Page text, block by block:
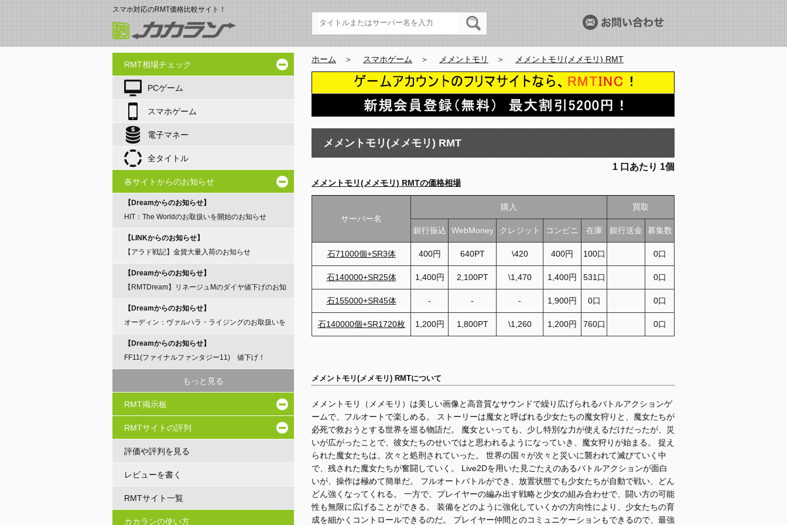
スマホ対応のRMT価格比較サイト！
RMT相場チェック
PCゲーム
スマホゲーム
電子マネー
全タイトル
各サイトからのお知らせ
【Dreamからのお知らせ】
HIT：The Worldのお取扱いを開始のお知らせ
【LINKからのお知らせ】
【アラド戦記】金貨大量入荷のお知らせ
【Dreamからのお知らせ】
【RMTDream】リネージュMのダイヤ値下げのお知
【Dreamからのお知らせ】
オーディン：ヴァルハラ・ライジングのお取扱いを
【Dreamからのお知らせ】
FF11(ファイナルファンタジー11) 値下げ！
もっと見る
RMT掲示板
RMTサイトの評判
評価や評判を見る
レビューを書く
RMTサイト一覧
カカランの使い方
ホーム ＞ スマホゲーム ＞ メメントモリ ＞ メメントモリ(メメモリ) RMT
メメントモリ(メメモリ) RMT
1 口あたり 1個
メメントモリ(メメモリ) RMTの価格相場
サーバー名
購入 買取
銀行振込 WebMoney クレジット コンビニ 在庫 銀行送金 募集数
石71000個+SR3体 400円 640PT \420 400円 100口 0口
石140000+SR25体 1,400円 2,100PT \1,470 1,400円 531口 0口
石155000+SR45体 - - - 1,900円 0口 0口
石140000個+SR1720枚 1,200円 1,800PT \1,260 1,200円 760口 0口
メメントモリ(メメモリ) RMTについて
メメントモリ（メメモリ）は美しい画像と高音質なサウンドで繰り広げられるバトルアクションゲ
ームで、フルオートで楽しめる。 ストーリーは魔女と呼ばれる少女たちの魔女狩りと、魔女たちが
必死で救おうとする世界を巡る物語だ。 魔女といっても、少し特別な力が使えるだけだったが、災
いが広がったことで、彼女たちのせいではと思われるようになっていき、魔女狩りが始まる。 捉え
られた魔女たちは、次々と処刑されていった。 世界の国々が次々と災いに襲われて滅びていく中
で、残された魔女たちが奮闘していく。 Live2Dを用いた見ごたえのあるバトルアクションが面白
いが、操作は極めて簡単だ。 フルオートバトルができ、放置状態でも少女たちが自動で戦い、どん
どん強くなってくれる。 一方で、プレイヤーの編み出す戦略と少女の組み合わせで、闘い方の可能
性も無限に広げることができる。 装備をどのように強化していくかの方向性により、少女たちの育
成を細かくコントロールできるのだ。 プレイヤー仲間とのコミュニケーションもできるので、最強